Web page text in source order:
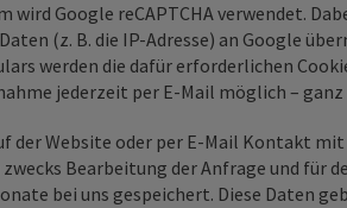
wird Google reCAPTCHA verwendet.
(z. B. die IP-Adresse) an Google
werden die dafür erforderlichen
jederzeit per E-Mail möglich – ganz
der Website oder per E-Mail Kontakt
Bearbeitung der Anfrage und für
bei uns gespeichert. Diese Daten